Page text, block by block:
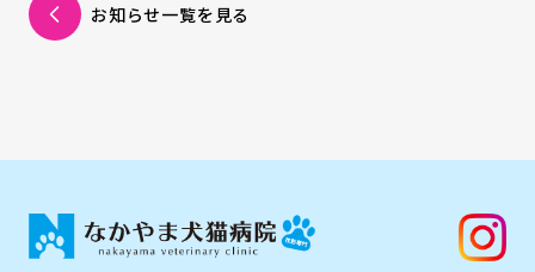
お知らせ一覧を見る